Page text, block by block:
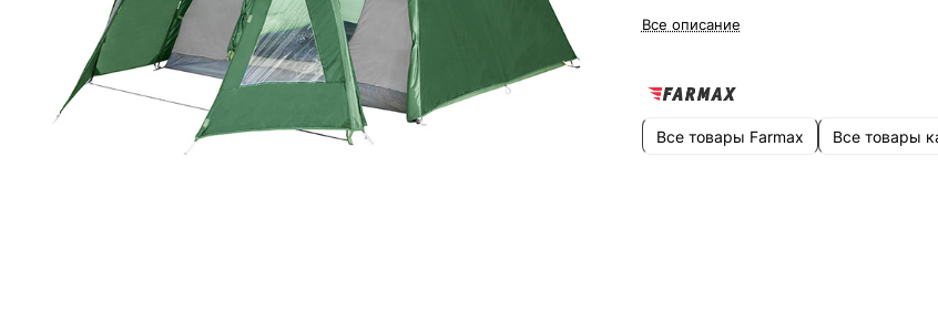
рассчитана на четырех человек.
Все описание
Все товары Farmax Все товары